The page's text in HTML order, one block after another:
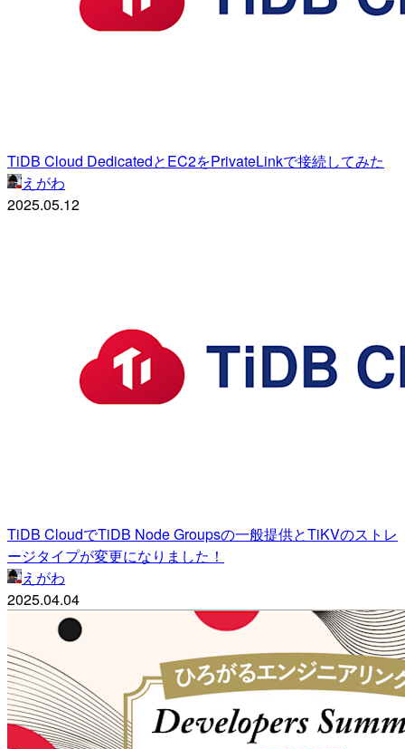
TiDB Cloud DedicatedとEC2をPrivateLinkで接続してみた
えがわ
2025.05.12
TiDB CloudでTiDB Node Groupsの一般提供とTiKVのストレ
ージタイプが変更になりました！
えがわ
2025.04.04